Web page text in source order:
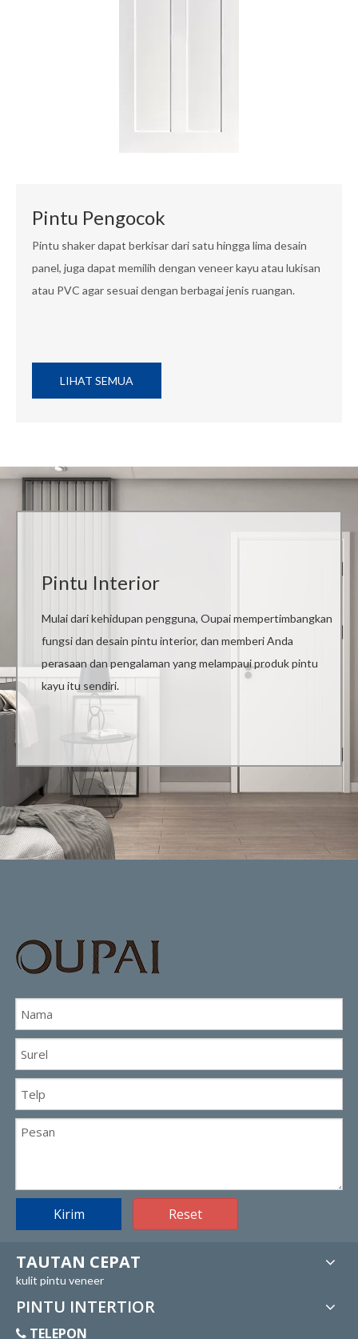
Pintu Pengocok
Pintu shaker dapat berkisar dari satu hingga lima desain
panel, juga dapat memilih dengan veneer kayu atau lukisan
atau PVC agar sesuai dengan berbagai jenis ruangan.
LIHAT SEMUA
Pintu Interior
Mulai dari kehidupan pengguna, Oupai mempertimbangkan
fungsi dan desain pintu interior, dan memberi Anda
perasaan dan pengalaman yang melampaui produk pintu
kayu itu sendiri.
Kirim Reset
TAUTAN CEPAT
kulit pintu veneer
PINTU INTERTIOR
 TELEPON